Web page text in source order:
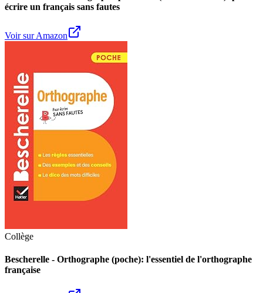
écrire un français sans fautes
Voir sur Amazon
Collège
Bescherelle - Orthographe (poche): l'essentiel de l'orthographe
française